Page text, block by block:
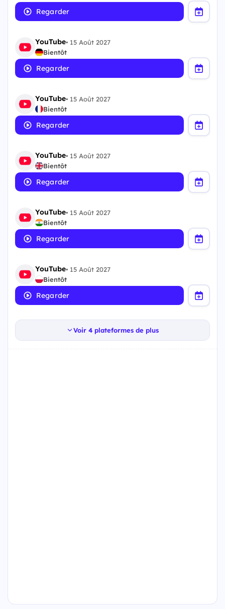
Regarder
YouTube• 15 Août 2027
Bientôt
Regarder
YouTube• 15 Août 2027
Bientôt
Regarder
YouTube• 15 Août 2027
Bientôt
Regarder
YouTube• 15 Août 2027
Bientôt
Regarder
YouTube• 15 Août 2027
Bientôt
Regarder
Voir 4 plateformes de plus